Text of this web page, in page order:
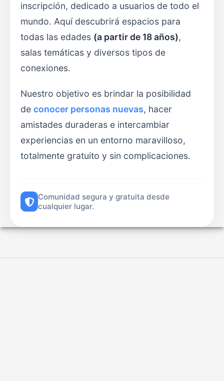
inscripción, dedicado a usuarios de todo el
mundo. Aquí descubrirá espacios para
todas las edades (a partir de 18 años),
salas temáticas y diversos tipos de
conexiones.
Nuestro objetivo es brindar la posibilidad
de conocer personas nuevas, hacer
amistades duraderas e intercambiar
experiencias en un entorno maravilloso,
totalmente gratuito y sin complicaciones.
Comunidad segura y gratuita desde
cualquier lugar.